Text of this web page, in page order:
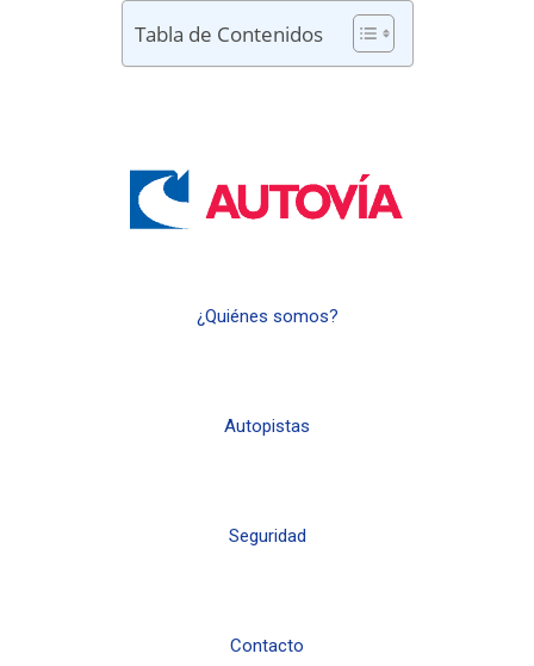
Tabla de Contenidos
¿Quiénes somos?
Autopistas
Seguridad
Contacto